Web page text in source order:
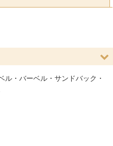
・バーベル・サンドバック・